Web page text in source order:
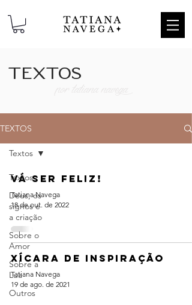
textospor tatiana navega
TEXTOS
Textos
Deus, os
signos e
a criação
Sobre o
Amor
Sobre a
Lua
Outros
Textos
Vá ser feliz!
Tatiana Navega
18 de out. de 2022
Xícara de inspiração
Tatiana Navega
19 de ago. de 2021